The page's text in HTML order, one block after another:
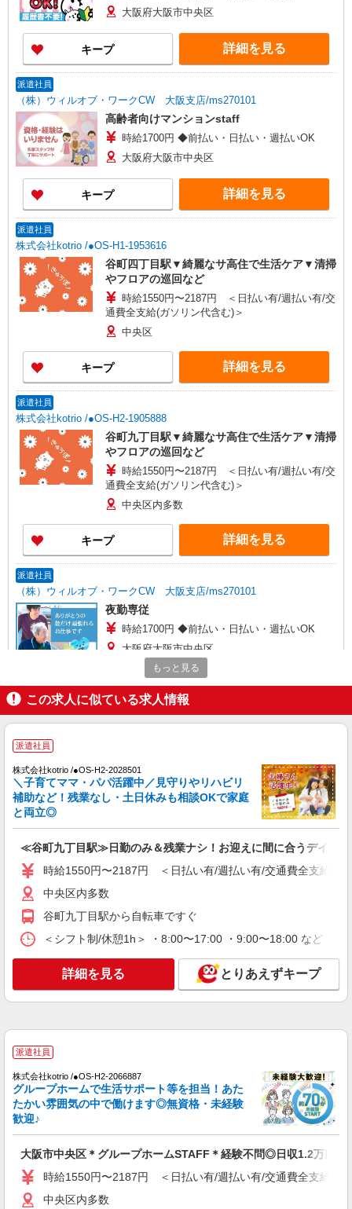
大阪府大阪市中央区
キープ 詳細を見る
派遣社員
（株）ウィルオブ・ワークCW 大阪支店/ms270101
高齢者向けマンションstaff
時給1700円 ◆前払い・日払い・週払いOK
大阪府大阪市中央区
キープ 詳細を見る
派遣社員
株式会社kotrio /●OS-H1-1953616
谷町四丁目駅▼綺麗なサ高住で生活ケア▼清掃
やフロアの巡回など
時給1550円〜2187円 ＜日払い有/週払い有/交
通費全支給(ガソリン代含む)＞
中央区
キープ 詳細を見る
派遣社員
株式会社kotrio /●OS-H2-1905888
谷町九丁目駅▼綺麗なサ高住で生活ケア▼清掃
やフロアの巡回など
時給1550円〜2187円 ＜日払い有/週払い有/交
通費全支給(ガソリン代含む)＞
中央区内多数
キープ 詳細を見る
派遣社員
（株）ウィルオブ・ワークCW 大阪支店/ms270101
夜勤専従
時給1700円 ◆前払い・日払い・週払いOK
大阪府大阪市中央区
キープ 詳細を見る
株式会社kotrio /●OS-H2-2067059
＊家事サポートなど
時給1550円〜2187円 ＜日払い有/週払い有/交
通費全支給(ガソリン代含む)＞
詳細を見る
派遣社員
株式会社kotrio /●OS-H1-2014529
×週3〜×残業なし
時給1550円〜2187円 ＜日払い有/週払い有/交
通費全支給(ガソリン代含む)＞
キープ 詳細を見る
株式会社kotrio /●OS-H1-2114944
心斎橋駅⇒キレイな病院で介護補助/事務作業
時給1550円〜2187円 ＜日払い有/週払い有/交
通費全支給(ガソリン代含む)＞
キープ
もっと見る
この求人に似ている求人情報
派遣社員
株式会社kotrio /●OS-H2-2028501
＼子育てママ・パパ活躍中／見守りやリハビリ
補助など！残業なし・土日休みも相談OKで家庭
と両立◎
≪谷町九丁目駅≫日勤のみ＆残業ナシ！お迎えに間に合うデイサ
時給1550円〜2187円 ＜日払い有/週払い有/交通費全支給(ガ
中央区内多数
谷町九丁目駅から自転車ですぐ
＜シフト制/休憩1h＞ ・8:00〜17:00 ・9:00〜18:00 など ※
詳細を見る とりあえずキープ
派遣社員
株式会社kotrio /●OS-H2-2066887
グループホームで生活サポート等を担当！あた
たかい雰囲気の中で働けます◎無資格・未経験
歓迎♪
大阪市中央区＊グループホームSTAFF＊経験不問◎日収1.2万円も
時給1550円〜2187円 ＜日払い有/週払い有/交通費全支給(ガ
中央区内多数